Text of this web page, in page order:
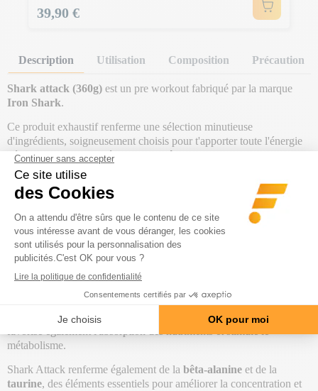
Prix
39,90 €
Description Utilisation Composition Précaution
Shark attack (360g) est un pre workout fabriqué par la marque
Iron Shark.
Ce produit exhaustif renferme une sélection minutieuse
d'ingrédients, soigneusement choisis pour t'apporter toute l'énergie
nécessaire lors de tes séances d'entraînement. Sa formule comprend
80 mg
de caféine
B3,B6
phosphoreeten calcium
, cette combinaison offre un véritable
coup de fouet ! Ces vitamines contribuent au maintien d'un
métabolisme énergétique normal.
En plus de booster tes performances, Shark Attack contient
mgdecréatine , un élément clé pour repousser tes limites. La
créatine améliore les capacités physiques lors d'exercices intenses
de courte durée, idéale pour les entraînements à haute intensité.
poivre noir
, ce pré-entraînement
métabolisme.
Shark Attack renferme également de la bêta-alanine et de la
taurine, des éléments essentiels pour améliorer la concentration et